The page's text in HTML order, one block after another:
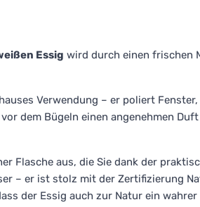
Essig wird durch einen frischen
Verwendung – er poliert
dem Bügeln einen angenehmen
Flasche aus, die Sie dank der
– er ist stolz mit der Zertifizierung
der Essig auch zur Natur ein